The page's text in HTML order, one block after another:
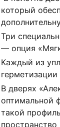
который
Три
— опция
Каждый из
В дверях
оптимальной
такой